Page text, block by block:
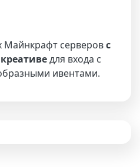
серверовс
для входа с
ивентами.